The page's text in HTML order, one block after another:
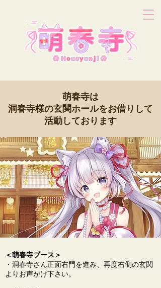
萌春寺は
​洞春寺様の玄関ホールをお借りして
活動しております
＜萌春寺ブース＞
・洞春寺さん正面右門を進み、再度右側の玄関
よりお声がけ下さい。